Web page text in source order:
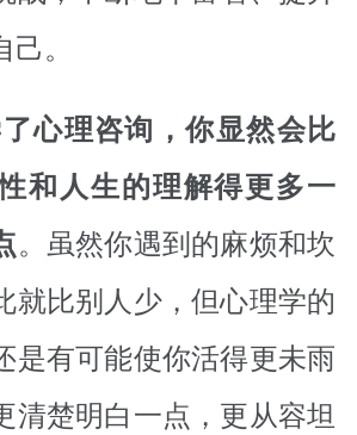
。
心理咨询，你显然会比
和人生的理解得更多一
。虽然你遇到的麻烦和坎
就比别人少，但心理学的
是有可能使你活得更未雨
清楚明白一点，更从容坦